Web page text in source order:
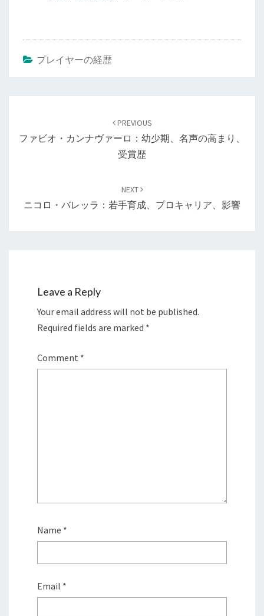
プレイヤーの経歴
PREVIOUS
ファビオ・カンナヴァーロ：幼少期、名声の高まり、
受賞歴
NEXT
ニコロ・バレッラ：若手育成、プロキャリア、影響
Leave a Reply
Your email address will not be published.
Required fields are marked *
Comment *
Name *
Email *